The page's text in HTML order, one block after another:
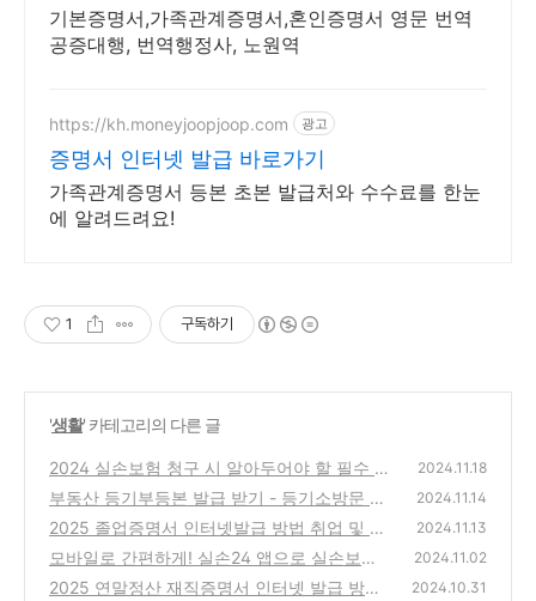
사
기본증명서,가족관계증명서,혼인증명서 영문 번역
공증대행, 번역행정사, 노원역
https://kh.moneyjoopjoop.com 광고
증명서 인터넷 발급 바로가기
가족관계증명서 등본 초본 발급처와 수수료를 한눈
에 알려드려요!
1 구독하기
'생활' 카테고리의 다른 글
2024 실손보험 청구 시 알아두어야 할 필수 정
보 꿀팁 5가지
(0)
2024.11.18
부동산 등기부등본 발급 받기 - 등기소방문 무
인발급기 인터넷발급
(9)
2024.11.14
2025 졸업증명서 인터넷발급 방법 취업 및 연
말정산 서류
(5)
2024.11.13
모바일로 간편하게! 실손24 앱으로 실손보험
청구하기
(3)
2024.11.02
2025 연말정산 재직증명서 인터넷 발급 방법
2024.10.31